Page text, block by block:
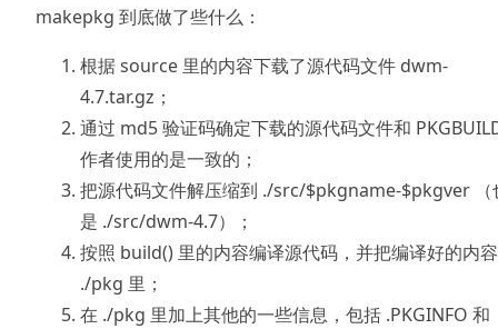
makepkg 到底做了些什么：
根据 source 里的内容下载了源代码文件 dwm-
4.7.tar.gz；
通过 md5 验证码确定下载的源代码文件和
作者使用的是一致的；
把源代码文件解压缩到 ./src/$pkgname-$pkgver （
是 ./src/dwm-4.7）；
按照 build() 里的内容编译源代码，并把编译好的内
./pkg 里；
在 ./pkg 里加上其他的一些信息，包括 .PKGINFO 和